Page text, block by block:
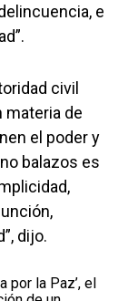
e
civil
materia de
el poder y
balazos es
dijo.
por la Paz’, el